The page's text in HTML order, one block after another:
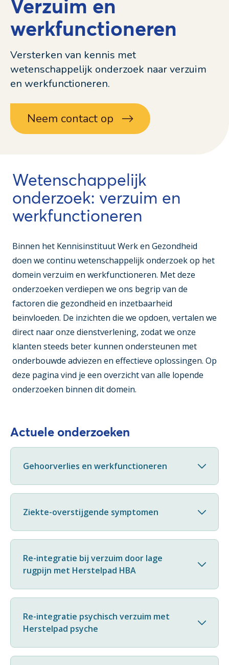
Verzuim en
werkfunctioneren
Neem contact op
Versterken van kennis met
wetenschappelijk onderzoek naar verzuim
en werkfunctioneren.
Wetenschappelijk
onderzoek: verzuim en
werkfunctioneren
Binnen het Kennisinstituut Werk en Gezondheid
doen we continu wetenschappelijk onderzoek op het
domein verzuim en werkfunctioneren. Met deze
onderzoeken verdiepen we ons begrip van de
factoren die gezondheid en inzetbaarheid
beïnvloeden. De inzichten die we opdoen, vertalen we
direct naar onze dienstverlening, zodat we onze
klanten steeds beter kunnen ondersteunen met
onderbouwde adviezen en effectieve oplossingen. Op
deze pagina vind je een overzicht van alle lopende
onderzoeken binnen dit domein.
Actuele onderzoeken
Gehoorverlies en werkfunctioneren
Ziekte-overstijgende symptomen
Re-integratie bij verzuim door lage
rugpijn met Herstelpad HBA
Re-integratie psychisch verzuim met
Herstelpad psyche